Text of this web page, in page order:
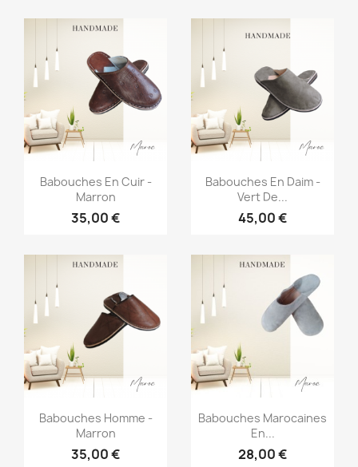
Aperçu rapide
Babouches En Cuir -
Marron
35,00 €
Aperçu rapide
Babouches En Daim -
Vert De...
45,00 €
Aperçu rapide
Babouches Homme -
Marron
35,00 €
Aperçu rapide
Babouches Marocaines
En...
28,00 €